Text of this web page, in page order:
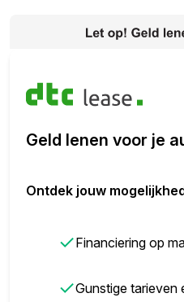
Geld lenen voor je
Ontdek jouw
✓Financiering op
✓Gunstige tarieven